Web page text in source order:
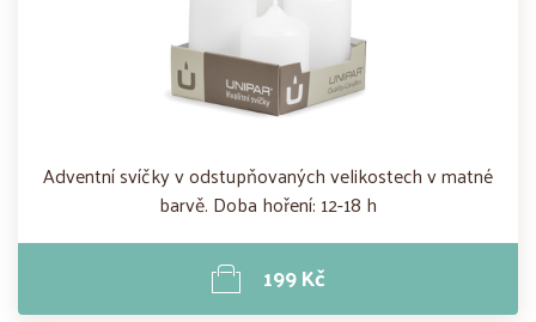
Adventní svíčky v odstupňovaných velikostech v matné
barvě. Doba hoření: 12-18 h
199 Kč